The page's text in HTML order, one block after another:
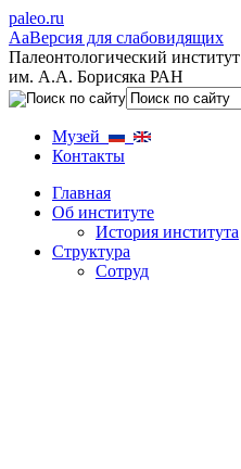
paleo.ru
AaВерсия для слабовидящих
Палеонтологический институт
им. А.А. Борисяка РАН
Музей
Контакты
Главная
Об институте
История института
Структура
Сотруд